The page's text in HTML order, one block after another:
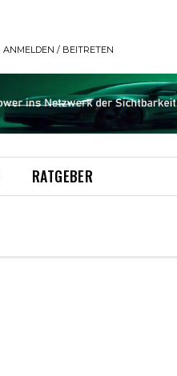
ANMELDEN / BEITRETEN
RATGEBER